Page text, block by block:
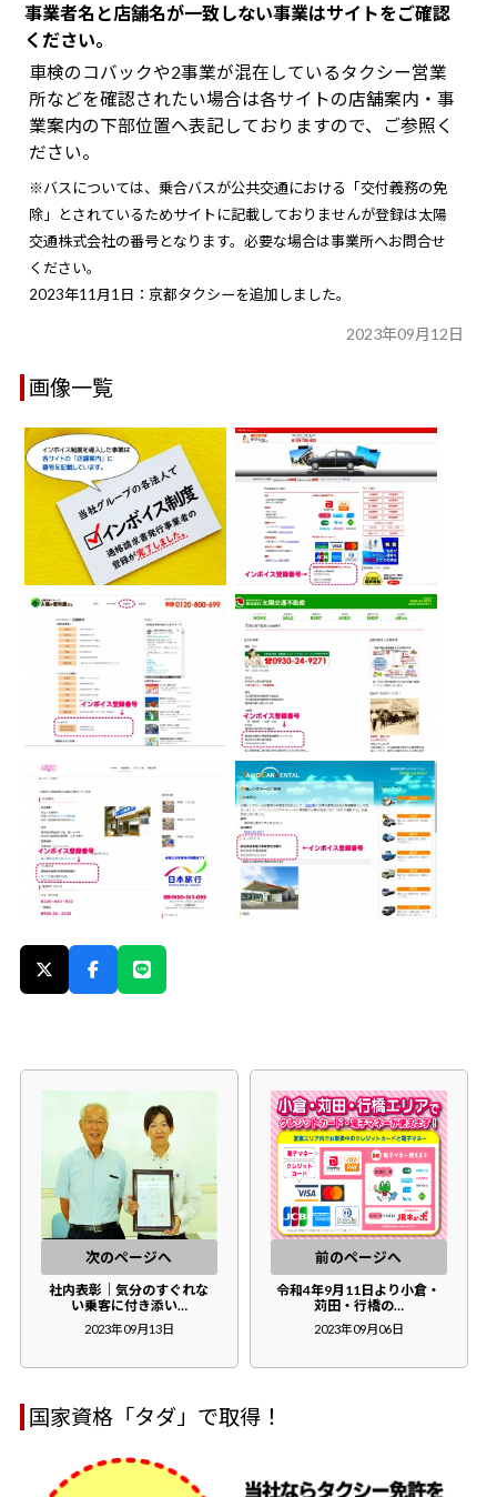
事業者名と店舗名が一致しない事業はサイトをご確認
ください。
車検のコバックや2事業が混在しているタクシー営業
所などを確認されたい場合は各サイトの店舗案内・事
業案内の下部位置へ表記しておりますので、ご参照く
ださい。
※バスについては、乗合バスが公共交通における「交付義務の免
除」とされているためサイトに記載しておりませんが登録は太陽
交通株式会社の番号となります。必要な場合は事業所へお問合せ
ください。
2023年11月1日：京都タクシーを追加しました。
2023年09月12日
画像一覧
次のページへ
社内表彰｜気分のすぐれな
い乗客に付き添い…
2023年09月13日
前のページへ
令和4年9月11日より小倉・
苅田・行橋の…
2023年09月06日
国家資格「タダ」で取得！